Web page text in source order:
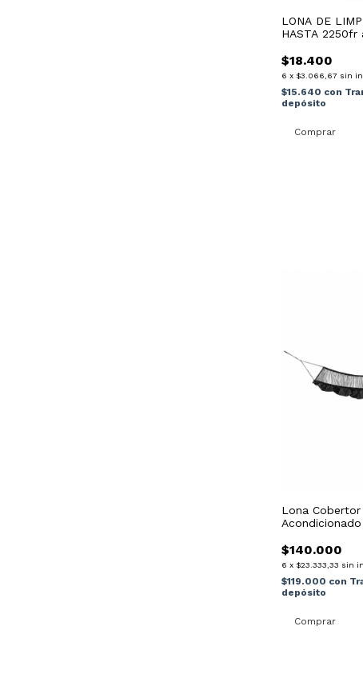
LONA DE
HASTA
$18.400
6 x $3.066,67 sin
$15.640 con
depósito
Lona
$140.000
6 x $23.333,33 sin
$119.000 con
depósito